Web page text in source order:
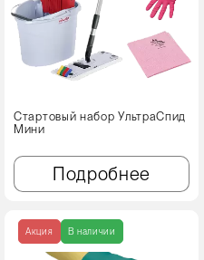
Стартовый набор УльтраСпид
Мини
Подробнее
Акция В наличии